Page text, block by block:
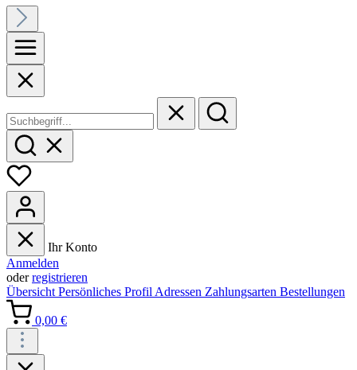
Ihr Konto
Anmelden
oderregistrieren
Übersicht Persönliches Profil Adressen Zahlungsarten Bestellungen
0,00 €